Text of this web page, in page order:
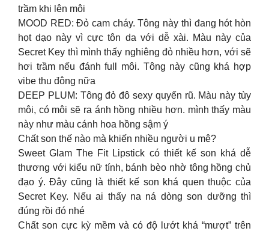
trầm khi lên môi
MOOD RED: Đỏ cam cháy. Tông này thì đang hót hòn
họt dạo này vì cực tôn da với dễ xài. Màu này của
Secret Key thì mình thấy nghiêng đỏ nhiều hơn, với sẽ
hơi trầm nếu đánh full môi. Tông này cũng khá hợp
vibe thu đông nữa
DEEP PLUM: Tông đỏ đô sexy quyến rũ. Màu này tùy
môi, có môi sẽ ra ánh hồng nhiều hơn. mình thấy màu
này như màu cánh hoa hồng sậm ý
Chất son thế nào mà khiến nhiều người u mê?
Sweet Glam The Fit Lipstick có thiết kế son khá dễ
thương với kiểu nữ tính, bánh bèo nhờ tông hồng chủ
đạo ý. Đây cũng là thiết kế son khá quen thuộc của
Secret Key. Nếu ai thấy na ná dòng son dưỡng thì
đúng rồi đó nhé
Chất son cực kỳ mềm và có độ lướt khá “mượt” trên